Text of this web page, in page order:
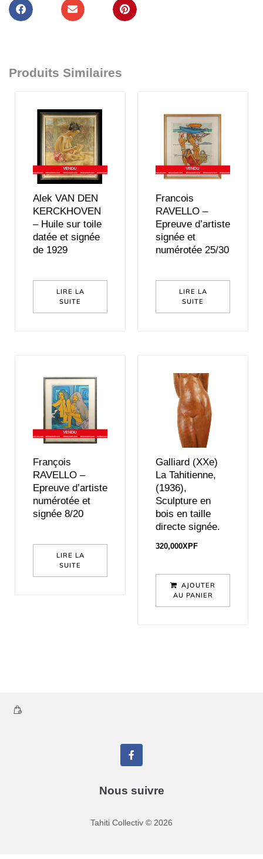
Produits Similaires
Alek VAN DEN
KERCKHOVEN
– Huile sur toile
datée et signée
de 1929
LIRE LA
SUITE
Francois
RAVELLO –
Epreuve d’artiste
signée et
numérotée 25/30
LIRE LA
SUITE
François
RAVELLO –
Epreuve d’artiste
numérotée et
signée 8/20
LIRE LA
SUITE
Galliard (XXe)
La Tahitienne,
(1936),
Sculpture en
bois en taille
directe signée.
320,000XPF
AJOUTER
AU PANIER
Nous suivre
Tahiti Collectiv © 2026